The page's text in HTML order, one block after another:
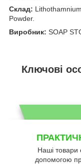
Склад:
Powder.
Виробник: SOAP
Ключові
Наші товари
допомогою